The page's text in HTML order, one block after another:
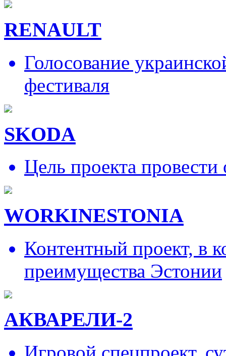
RENAULT
Голосование
фестиваля
SKODA
Цель проекта провести
WORKINESTONIA
Контентный проект, в
преимущества Эстонии
АКВАРЕЛИ-2